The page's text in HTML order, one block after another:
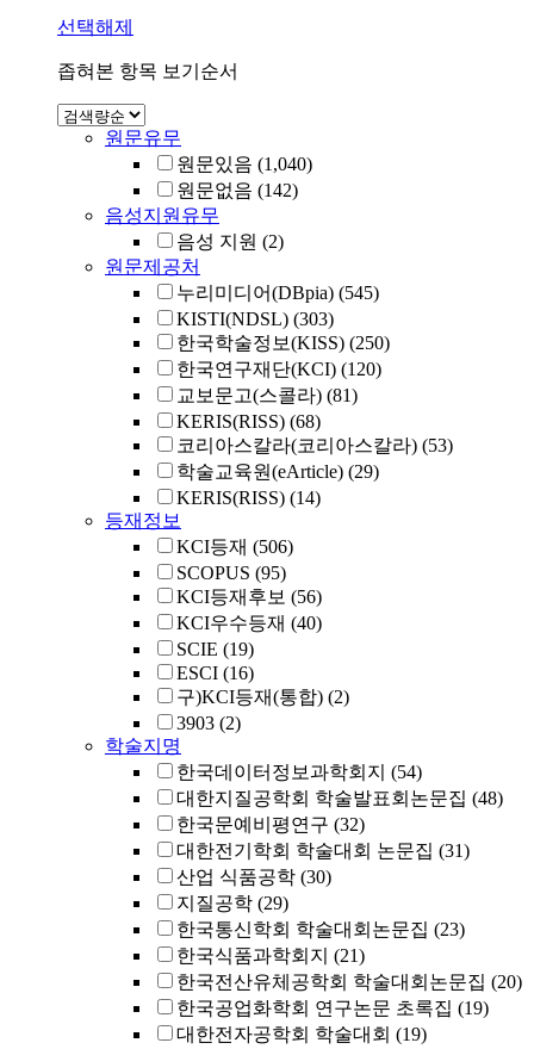
선택해제
좁혀본 항목 보기순서
원문유무
원문있음 (1,040)
원문없음 (142)
음성지원유무
음성 지원 (2)
원문제공처
누리미디어(DBpia) (545)
KISTI(NDSL) (303)
한국학술정보(KISS) (250)
한국연구재단(KCI) (120)
교보문고(스콜라) (81)
KERIS(RISS) (68)
코리아스칼라(코리아스칼라) (53)
학술교육원(eArticle) (29)
KERIS(RISS) (14)
등재정보
KCI등재 (506)
SCOPUS (95)
KCI등재후보 (56)
KCI우수등재 (40)
SCIE (19)
ESCI (16)
구)KCI등재(통합) (2)
3903 (2)
학술지명
한국데이터정보과학회지 (54)
대한지질공학회 학술발표회논문집 (48)
한국문예비평연구 (32)
대한전기학회 학술대회 논문집 (31)
산업 식품공학 (30)
지질공학 (29)
한국통신학회 학술대회논문집 (23)
한국식품과학회지 (21)
한국전산유체공학회 학술대회논문집 (20)
한국공업화학회 연구논문 초록집 (19)
대한전자공학회 학술대회 (19)